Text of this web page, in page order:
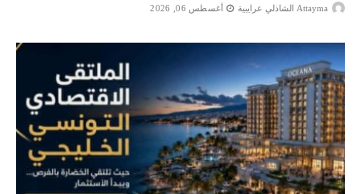
Attayma الشاذلي عرايبية أغسطس 06, 2026